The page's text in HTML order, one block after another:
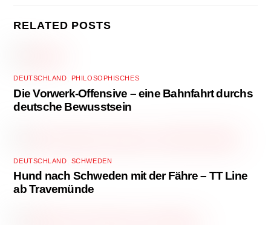
RELATED POSTS
DEUTSCHLAND PHILOSOPHISCHES
Die Vorwerk-Offensive – eine Bahnfahrt durchs
deutsche Bewusstsein
DEUTSCHLAND SCHWEDEN
Hund nach Schweden mit der Fähre – TT Line
ab Travemünde